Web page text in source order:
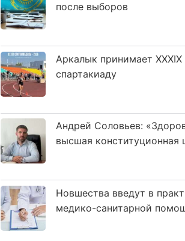
после выборов
Аркалык принимает
спартакиаду
Андрей Соловьев:
высшая конституционная
Новшества введут в
медико-санитарной